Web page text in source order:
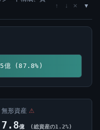
↑ ↓ ×
億 (87.8%)
無形資産 ⚠
7.8億 (総資産の1.2%)